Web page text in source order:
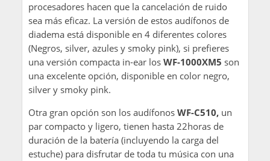
procesadores hacen que la cancelación de ruido
sea más eficaz. La versión de estos audífonos de
diadema está disponible en 4 diferentes colores
(Negros, silver, azules y smoky pink), si prefieres
una versión compacta in-ear los WF-1000XM5 son
una excelente opción, disponible en color negro,
silver y smoky pink.
Otra gran opción son los audífonos WF-C510,un
par compacto y ligero, tienen hasta 22horas de
duración de la batería (incluyendo la carga del
estuche) para disfrutar de toda tu música con una